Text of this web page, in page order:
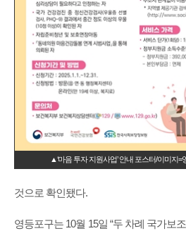
▲‘마음 투자 지원사업’ 안내 포스터/이미지=
것으로 확인됐다.
영등포구는 10월 15일 “두 차례 국가보